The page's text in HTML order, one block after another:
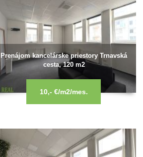
Prenájom kancelárske priestory Trnavská
cesta, 120 m2
10,- €/m2/mes.